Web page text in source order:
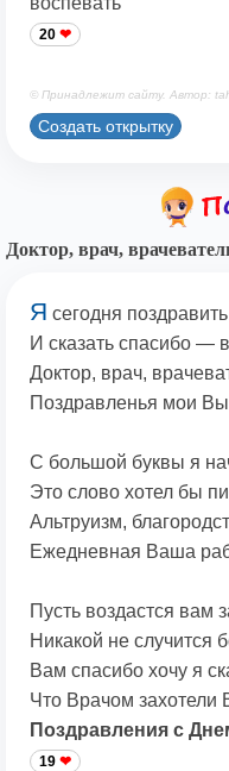
20
© Принадлежит сайту. Автор:
Создать открытку
Доктор, врач,
Я сегодня
И сказать спасибо —
Доктор, врач,
Поздравленья мои
С большой буквы я
Это слово хотел бы
Альтруизм,
Ежедневная Ваша
Пусть воздастся вам
Никакой не случится
Вам спасибо хочу я
Что Врачом захотели
Поздравления с
19